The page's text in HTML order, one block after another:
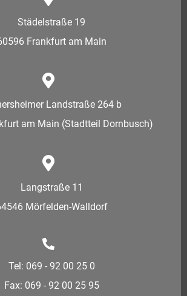
Städelstraße 19
Frankfurt am Main
Landstraße 264 b
am Main (Stadtteil Dornbusch)
Langstraße 11
Mörfelden-Walldorf
Tel: 069 - 92 00 25 0
Fax: 069 - 92 00 25 95